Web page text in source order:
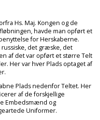
Hs. Maj. Kongen og de
havde man opført et
for Herskaberne.
det græske, det
af det var opført et større Telt
Her var hver Plads optaget af
Plads nedenfor Teltet. Her
af de forskjellige
Embedsmænd og
Uniformer.